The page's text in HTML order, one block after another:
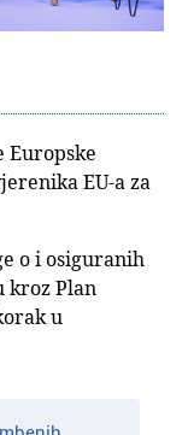
Europske
EU-a za
o i osiguranih
kroz Plan
u